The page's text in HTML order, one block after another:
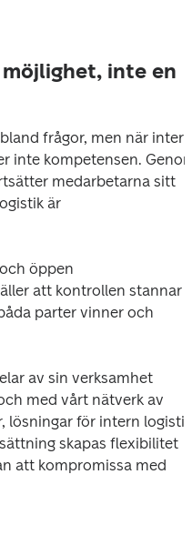
inte en
frågor, men när intern
inte kompetensen.
medarbetarna sitt
är
öppen
att kontrollen stannar
parter vinner och
av sin verksamhet
med vårt nätverk av
lösningar för intern logistik
skapas flexibilitet
att kompromissa med